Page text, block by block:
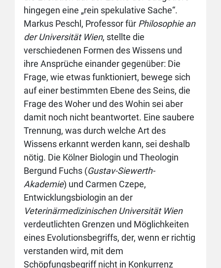
hingegen eine „rein spekulative Sache“.
Markus Peschl, Professor für Philosophie an
der Universität Wien, stellte die
verschiedenen Formen des Wissens und
ihre Ansprüche einander gegenüber: Die
Frage, wie etwas funktioniert, bewege sich
auf einer bestimmten Ebene des Seins, die
Frage des Woher und des Wohin sei aber
damit noch nicht beantwortet. Eine saubere
Trennung, was durch welche Art des
Wissens erkannt werden kann, sei deshalb
nötig. Die Kölner Biologin und Theologin
Bergund Fuchs (Gustav-Siewerth-
Akademie) und Carmen Czepe,
Entwicklungsbiologin an der
Veterinärmedizinischen Universität Wien
verdeutlichten Grenzen und Möglichkeiten
eines Evolutionsbegriffs, der, wenn er richtig
verstanden wird, mit dem
Schöpfungsbegriff nicht in Konkurrenz